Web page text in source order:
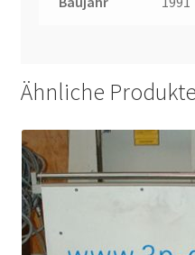
Ähnliche Produkte